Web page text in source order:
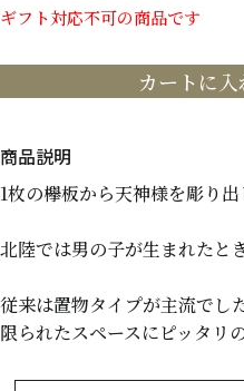
1枚の欅板から天神様を彫り出
北陸では男の子が生まれたと
従来は置物タイプが主流でし
限られたスペースにピッタリ
ギフト対応不可の商品です
カートに入